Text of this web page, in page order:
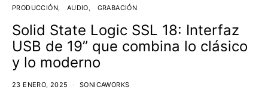
PRODUCCIÓN AUDIO GRABACIÓN
Solid State Logic SSL 18: Interfaz
USB de 19” que combina lo clásico
y lo moderno
23 ENERO, 2025 SONICAWORKS